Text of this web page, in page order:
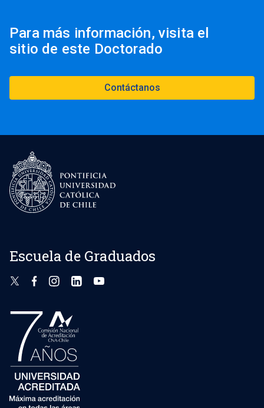
Para más información, visita el
sitio de este Doctorado
Contáctanos
Escuela de Graduados